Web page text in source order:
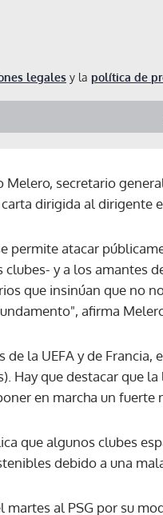
legales y la política de
Gracias por
Melero, secretario
dirigida al dirigente
permite atacar
clubes- y a los amantes
que insinúan que no
afirma
de la UEFA y de
Hay que destacar que
en marcha un fuerte
que algunos clubes
debido a una
martes al PSG por su